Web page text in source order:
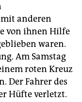
anderen
von ihnen Hilfe
waren.
Am Samstag
roten Kreuz
Der Fahrer des
Hüfte verletzt.